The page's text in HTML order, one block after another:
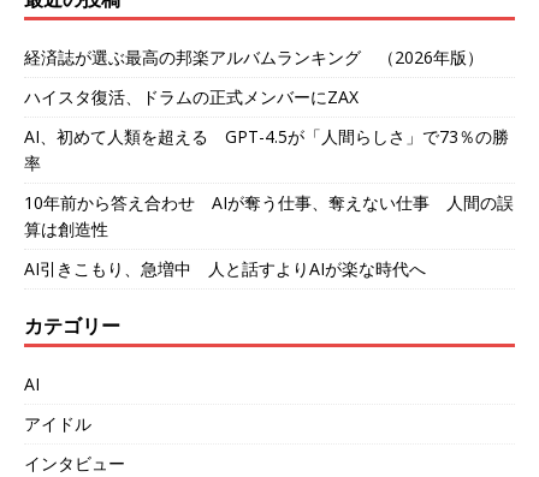
経済誌が選ぶ最高の邦楽アルバムランキング （2026年版）
ハイスタ復活、ドラムの正式メンバーにZAX
AI、初めて人類を超える GPT-4.5が「人間らしさ」で73％の勝
率
10年前から答え合わせ AIが奪う仕事、奪えない仕事 人間の誤
算は創造性
AI引きこもり、急増中 人と話すよりAIが楽な時代へ
カテゴリー
AI
アイドル
インタビュー